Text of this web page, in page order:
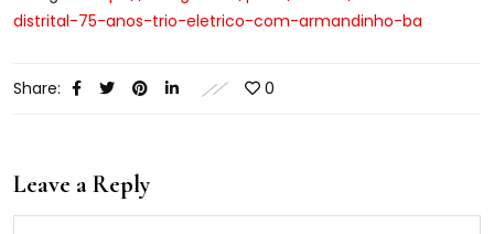
distrital-75-anos-trio-eletrico-com-armandinho-ba
Share: 0
Leave a Reply